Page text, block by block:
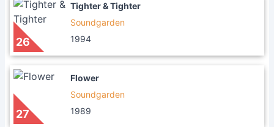
26
Tighter & Tighter
Soundgarden
1994
27
Flower
Soundgarden
1989